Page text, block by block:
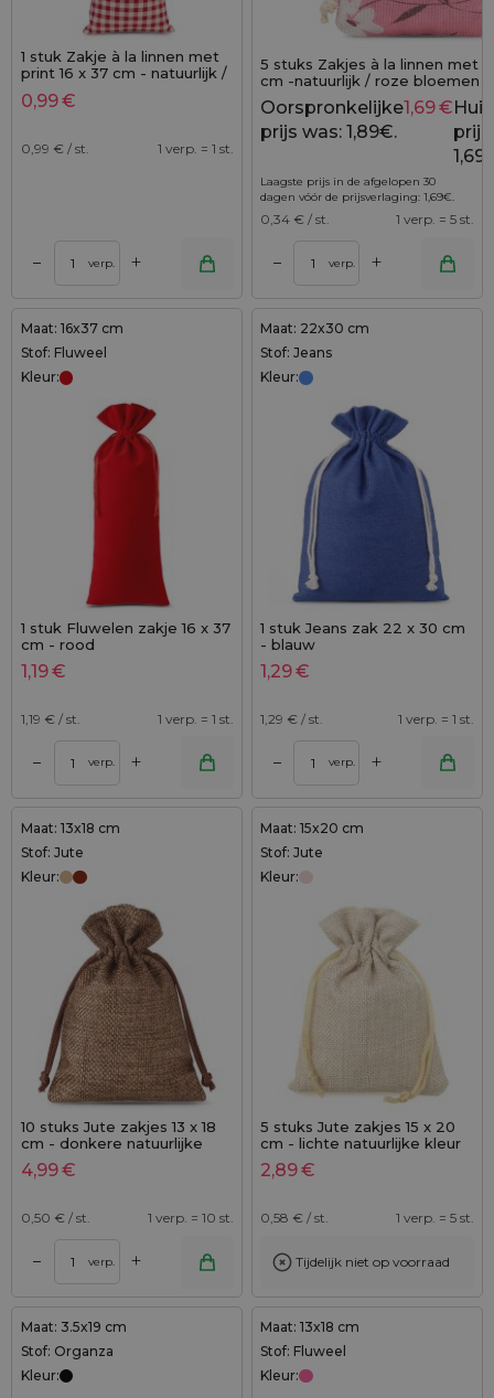
1 stuk Zakje à la linnen met
print 16 x 37 cm - natuurlijk /
rode trellis
0,99€
0,99 € / st. 1 verp. = 1 st.
– verp. +
5 stuks Zakjes à la linnen met
cm -natuurlijk / roze bloemen
Oorspronkelijke
prijs was: 1,89€.
1,69€
prijs
Laagste prijs in de afgelopen 30
dagen vóór de prijsverlaging:1,69€.
0,34 € / st. 1 verp. = 5 st.
– verp. +
Maat: 16x37 cm
Stof: Fluweel
Kleur:
1 stuk Fluwelen zakje 16 x 37
cm - rood
1,19€
1,19 € / st. 1 verp. = 1 st.
– verp. +
Maat: 22x30 cm
Stof: Jeans
Kleur:
1 stuk Jeans zak 22 x 30 cm
- blauw
1,29€
1,29 € / st. 1 verp. = 1 st.
– verp. +
Maat: 13x18 cm
Stof: Jute
Kleur:
10 stuks Jute zakjes 13 x 18
cm - donkere natuurlijke
kleur
4,99€
0,50 € / st. 1 verp. = 10 st.
– verp. +
Maat: 15x20 cm
Stof: Jute
Kleur:
5 stuks Jute zakjes 15 x 20
cm - lichte natuurlijke kleur
2,89€
0,58 € / st. 1 verp. = 5 st.
Tijdelijk niet op voorraad
Maat: 3.5x19 cm
Stof: Organza
Kleur:
Maat: 13x18 cm
Stof: Fluweel
Kleur: